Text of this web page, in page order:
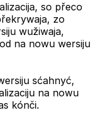
so přeco
zo
wužiwaja,
na nowu wersiju
sćahnyć,
na nowu
kónči.